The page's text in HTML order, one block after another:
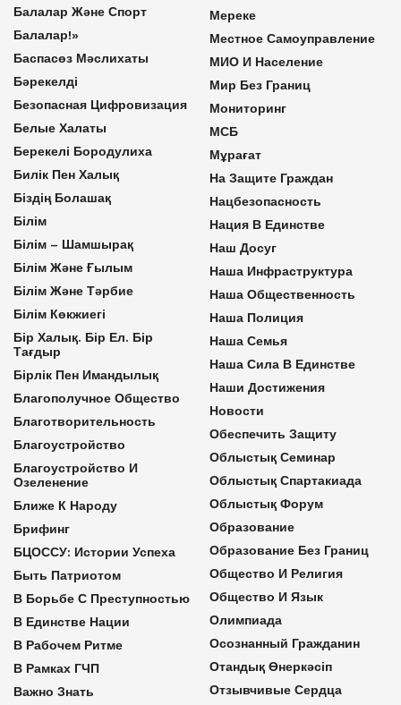
Балалар Және Спорт
Балалар!»
Баспасөз Мәслихаты
Бәрекелді
Безопасная Цифровизация
Белые Халаты
Берекелі Бородулиха
Билік Пен Халық
Біздің Болашақ
Білім
Білім – Шамшырақ
Білім Және Ғылым
Білім Және Тәрбие
Білім Көкжиегі
Бір Халық. Бір Ел. Бір
Тағдыр
Бірлік Пен Имандылық
Благополучное Общество
Благотворительность
Благоустройство
Благоустройство И
Озеленение
Ближе К Народу
Брифинг
БЦОССУ: Истории Успеха
Быть Патриотом
В Борьбе С Преступностью
В Единстве Нации
В Рабочем Ритме
В Рамках ГЧП
Важно Знать
Мереке
Местное Самоуправление
МИО И Население
Мир Без Границ
Мониторинг
МСБ
Мұрағат
На Защите Граждан
Нацбезопасность
Нация В Единстве
Наш Досуг
Наша Инфраструктура
Наша Общественность
Наша Полиция
Наша Семья
Наша Сила В Единстве
Наши Достижения
Новости
Обеспечить Защиту
Облыстық Семинар
Облыстық Спартакиада
Облыстық Форум
Образование
Образование Без Границ
Общество И Религия
Общество И Язык
Олимпиада
Осознанный Гражданин
Отандық Өнеркәсіп
Отзывчивые Сердца